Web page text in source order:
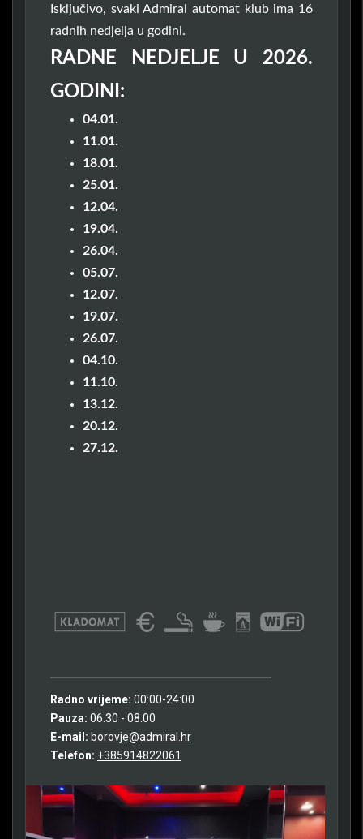
Isključivo, svaki Admiral automat klub ima 16
radnih nedjelja u godini.
RADNE NEDJELJE U 2026.
GODINI:
04.01.
11.01.
18.01.
25.01.
12.04.
19.04.
26.04.
05.07.
12.07.
19.07.
26.07.
04.10.
11.10.
13.12.
20.12.
27.12.
Radno vrijeme: 00:00-24:00
Pauza: 06:30 - 08:00
E-mail: borovje@admiral.hr
Telefon: +385914822061